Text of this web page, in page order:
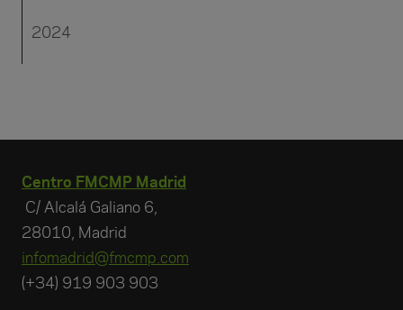
2024
Centro FMCMP Madrid
C/ Alcalá Galiano 6,
28010, Madrid
infomadrid@fmcmp.com
(+34) 919 903 903